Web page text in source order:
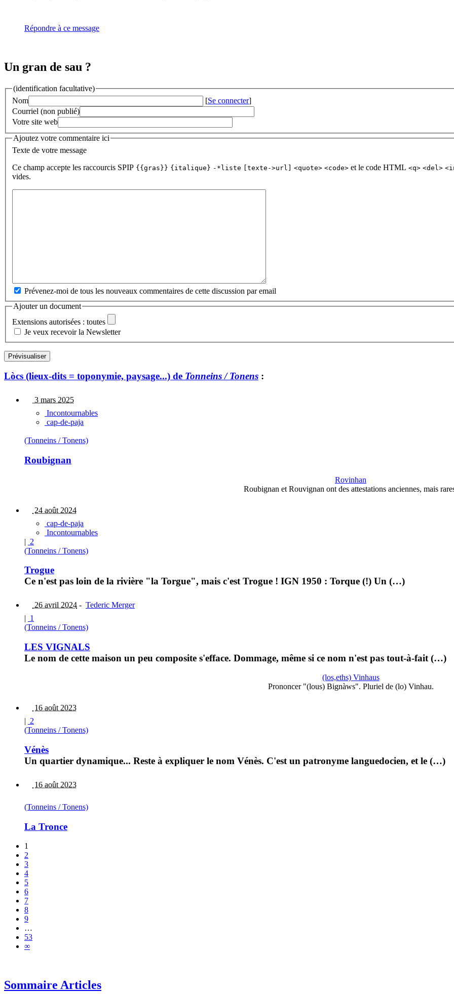
Répondre à ce message
Un gran de sau ?
(identification facultative)
Nom
[Se connecter]
Courriel (non publié)
Votre site web
Ajoutez votre commentaire ici
Texte de votre message
Ce champ accepte les raccourcis SPIP {{gras}} {italique} -*liste [texte->url] <quote> <code> et le code HTML <q> <del>
vides.
Prévenez-moi de tous les nouveaux commentaires de cette discussion par email
Ajouter un document
Extensions autorisées : toutes
Je veux recevoir la Newsletter
Lòcs (lieux-dits = toponymie, paysage...) de Tonneins / Tonens :
3 mars 2025
Incontournables
cap-de-paja
(Tonneins / Tonens)
Roubignan
Rovinhan
Roubignan et Rouvignan ont des attestations anciennes, mais
24 août 2024
cap-de-paja
Incontournables
| 2
(Tonneins / Tonens)
Trogue
Ce n'est pas loin de la rivière "la Torgue", mais c'est Trogue ! IGN 1950 : Torque (!) Un (…)
26 avril 2024 - Tederic Merger
| 1
(Tonneins / Tonens)
LES VIGNALS
Le nom de cette maison un peu composite s'efface. Dommage, même si ce nom n'est pas tout-à-fait (…)
(los,eths) Vinhaus
Prononcer "(lous) Bignàws". Pluriel de (lo) Vinhau.
16 août 2023
| 2
(Tonneins / Tonens)
Vénès
Un quartier dynamique... Reste à expliquer le nom Vénès. C'est un patronyme languedocien, et le (…)
16 août 2023
(Tonneins / Tonens)
La Tronce
1
2
3
4
5
6
7
8
9
…
53
∞
Sommaire Articles